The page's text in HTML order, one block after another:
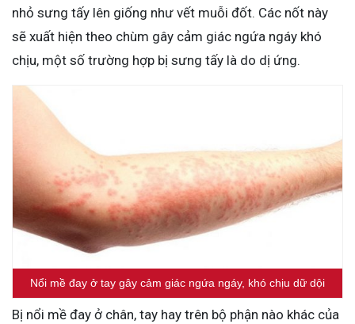
nhỏ sưng tấy lên giống như vết muỗi đốt. Các nốt này
sẽ xuất hiện theo chùm gây cảm giác ngứa ngáy khó
chịu, một số trường hợp bị sưng tấy là do dị ứng.
Nổi mề đay ở tay gây cảm giác ngứa ngáy, khó chịu dữ dội
Bị nổi mề đay ở chân, tay hay trên bộ phận nào khác của